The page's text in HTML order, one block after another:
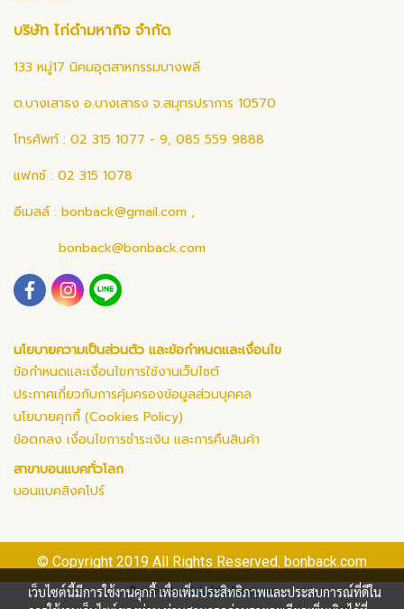
บริษัท ไก่ดำมหากิจ จำกัด
133 หมู่17 นิคมอุตสาหกรรมบางพลี
ต.บางเสาธง อ.บางเสาธง จ.สมุทรปราการ 10570
โทรศัพท์ : 02 315 1077 - 9, 085 559 9888
แฟกซ์ : 02 315 1078
อีเมลล์ : bonback@gmail.com ,
bonback@bonback.com
นโยบายความเป็นส่วนตัว และข้อกำหนดและเงื่อนไข
ข้อกำหนดและเงื่อนไขการใช้งานเว็บไซต์
ประกาศเกี่ยวกับการคุ้มครองข้อมูลส่วนบุคคล
นโยบายคุกกี้ (Cookies Policy)
ข้อตกลง เงื่อนไขการชำระเงิน และการคืนสินค้า
สาขาบอนแบคทั่วโลก
บอนแบคสิงคโปร์
© Copyright 2019 All Rights Reserved. bonback.com
Powered byMakeWebEasy.com
เว็บไซต์นี้มีการใช้งานคุกกี้ เพื่อเพิ่มประสิทธิภาพและประสบการณ์ที่ดีใน